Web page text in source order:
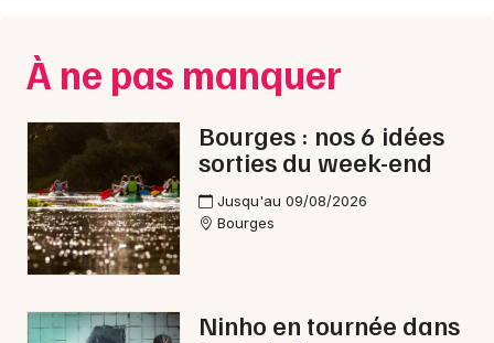
Je m'abonne
À ne pas manquer
Bourges : nos 6 idées
sorties du week-end
Jusqu'au 09/08/2026
Bourges
Ninho en tournée dans